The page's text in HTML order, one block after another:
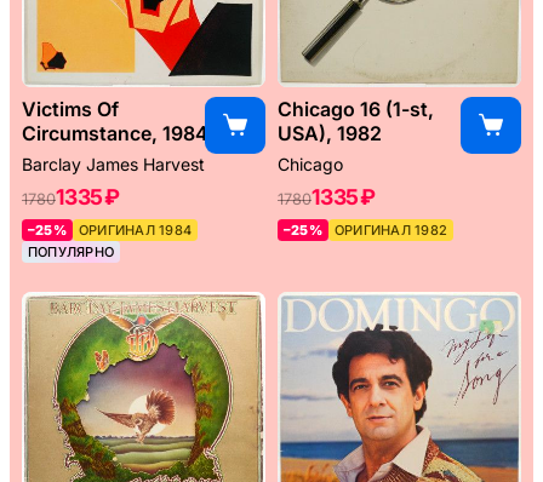
Victims Of
Circumstance, 1984
Barclay James Harvest
17801335 ₽
–25%
ОРИГИНАЛ 1984
ПОПУЛЯРНО
Chicago 16 (1-st,
USA), 1982
Chicago
17801335 ₽
–25% ОРИГИНАЛ 1982